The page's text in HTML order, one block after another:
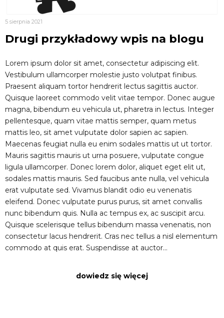
5 sierpnia 2021
Drugi przykładowy wpis na blogu
Lorem ipsum dolor sit amet, consectetur adipiscing elit.
Vestibulum ullamcorper molestie justo volutpat finibus.
Praesent aliquam tortor hendrerit lectus sagittis auctor.
Quisque laoreet commodo velit vitae tempor. Donec augue
magna, bibendum eu vehicula ut, pharetra in lectus. Integer
pellentesque, quam vitae mattis semper, quam metus
mattis leo, sit amet vulputate dolor sapien ac sapien.
Maecenas feugiat nulla eu enim sodales mattis ut ut tortor.
Mauris sagittis mauris ut urna posuere, vulputate congue
ligula ullamcorper. Donec lorem dolor, aliquet eget elit ut,
sodales mattis mauris. Sed faucibus ante nulla, vel vehicula
erat vulputate sed. Vivamus blandit odio eu venenatis
eleifend. Donec vulputate purus purus, sit amet convallis
nunc bibendum quis. Nulla ac tempus ex, ac suscipit arcu.
Quisque scelerisque tellus bibendum massa venenatis, non
consectetur lacus hendrerit. Cras nec tellus a nisl elementum
commodo at quis erat. Suspendisse at auctor…
dowiedz się więcej